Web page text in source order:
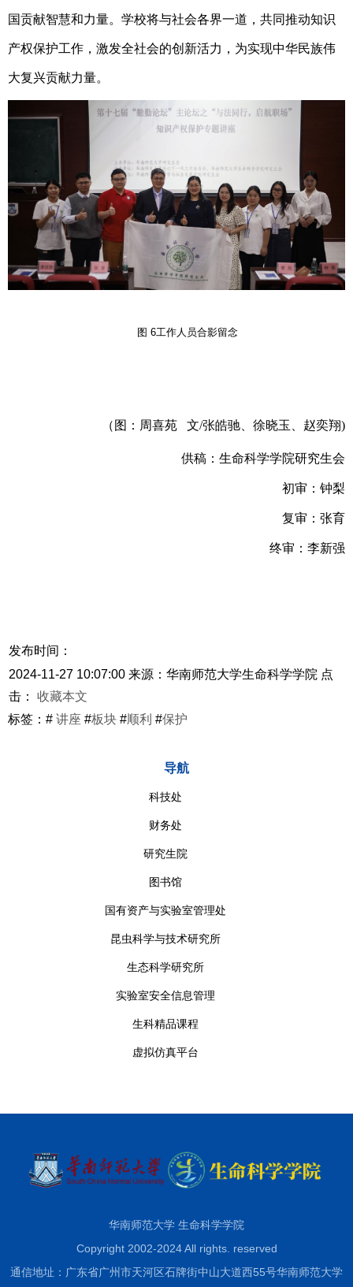
国贡献智慧和力量。学校将与社会各界一道，共同推动知识
产权保护工作，激发全社会的创新活力，为实现中华民族伟
大复兴贡献力量。
图 6工作人员合影留念
（ 图 ：周喜苑 文/张皓驰 徐晓玉、赵奕翔)
供稿：生命科学学院研究生会
初审： 钟梨
复审：张育
终审：李新强
发布时间：
2024-11-27 10:07:00 来源：华南师范大学生命科学学院 点
击：
收藏本文
标签：# 讲座 #板块 #顺利 #保护
导航
科技处
财务处
研究生院
图书馆
国有资产与实验室管理处
昆虫科学与技术研究所
生态科学研究所
实验室安全信息管理
生科精品课程
虚拟仿真平台
华南师范大学 生命科学学院
Copyright 2002-2024 All rights. reserved
通信地址：广东省广州市天河区石牌街中山大道西55号华南师范大学